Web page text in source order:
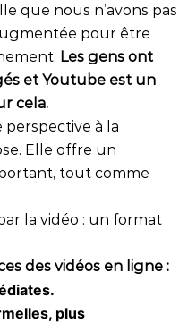
que nous n’avons pas
pour être
Les gens ont
et Youtube est un
cela.
perspective à la
Elle offre un
tout comme
la vidéo : un format
des vidéos en ligne :
plus